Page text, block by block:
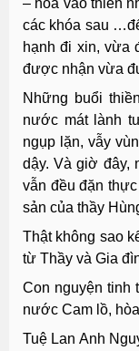
các khóa sau
hạnh đi xin, vừa
được nhận vừa
Những buổi
nước mát lành
ngụp lặn, vẫy
dậy. Và giờ đây,
vẫn đều đặn
sản của thầy
Thật không sao
từ Thầy và Gia
Con nguyện tinh
nước Cam lồ,
Tuệ Lan Anh